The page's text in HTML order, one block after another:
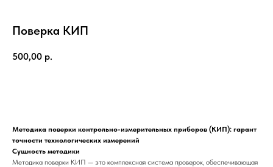
Поверка КИП
500,00 р.
Методика поверки контрольно-измерительных приборов (КИП): гарант
точности технологических измерений
Сущность методики
Методика поверки КИП — это комплексная система проверок, обеспечивающая